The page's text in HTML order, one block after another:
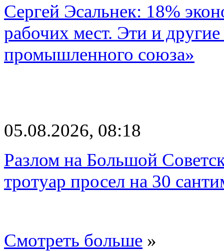
Сергей Эсальнек: 18%
рабочих мест. Эти и
промышленного союза»
05.08.2026, 08:18
Разлом на Большой
тротуар просел на 30
Смотреть больше »